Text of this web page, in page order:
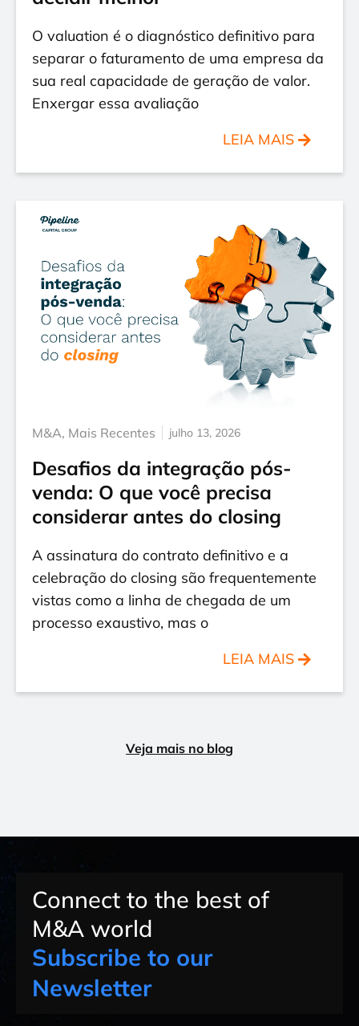
O valuation é o diagnóstico definitivo para
separar o faturamento de uma empresa da
sua real capacidade de geração de valor.
Enxergar essa avaliação
LEIA MAIS
M&A, Mais Recentes julho 13, 2026
Desafios da integração pós-
venda: O que você precisa
considerar antes do closing
A assinatura do contrato definitivo e a
celebração do closing são frequentemente
vistas como a linha de chegada de um
processo exaustivo, mas o
LEIA MAIS
Veja mais no blog
Connect to the best of
M&A world
Subscribe to our
Newsletter